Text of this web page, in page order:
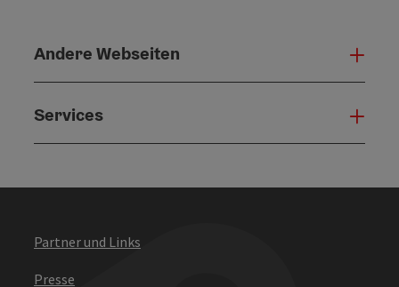
Andere Webseiten
Services
Partner und Links
Presse